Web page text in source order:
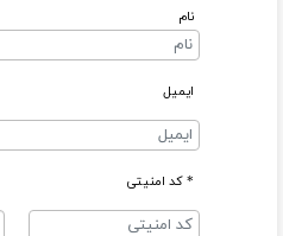
نام
ایمیل
* کد امنیتی